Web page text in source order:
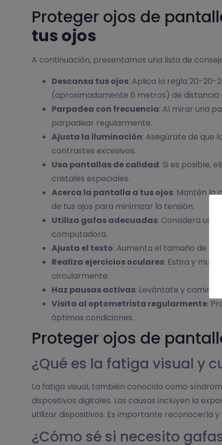
Proteger ojos de
tus ojos
A continuación, presentamos una lista de
Descansa tus ojos: Aplica la regla 20-20-
(aproximadamente 6 metros) de distancia
Parpadea con frecuencia: Al mirar una
parpadear regularmente.
Ajusta la iluminación: Asegúrate de que
contrastes excesivos.
Usa pantallas de calidad: Si es posible,
cristales especiales.
Acerca la pantalla a tus ojos: Mantén la
de tus ojos para minimizar la tensión.
Utiliza gafas adecuadas: Considera
computadora.
Ajusta el texto: Aumenta el tamaño de la
Realiza ejercicios oculares: Estira y
circularmente.
Haz pausas activas: Levántate y camina
Visita al optometrista regularmente:
óptimas condiciones.
Proteger ojos de
¿Qué es la fatiga visual y
La fatiga visual, también conocida como
dispositivos digitales. Las causas incluyen la
utilizar dispositivos. Es importante reconocerla
¿Cómo sé si necesito